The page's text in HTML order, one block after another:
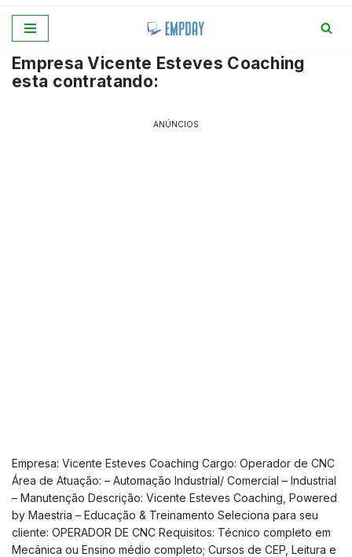
para
o
Empresa Vicente Esteves Coaching
esta contratando:
ANÚNCIOS
Empresa: Vicente Esteves Coaching Cargo: Operador de CNC
Área de Atuação: – Automação Industrial/ Comercial – Industrial
– Manutenção Descrição: Vicente Esteves Coaching, Powered
by Maestria – Educação & Treinamento Seleciona para seu
cliente: OPERADOR DE CNC Requisitos: Técnico completo em
Mecânica ou Ensino médio completo; Cursos de CEP, Leitura e